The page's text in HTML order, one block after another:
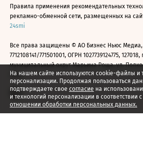
На нашем сайте используются cookie-файлы и
персонализации. Продолжая пользоваться
подтверждаете свое согласие на
и технологий персонализации в соответствии с
отношении обработки персональных данных.
Правила применения рекомендательных
рекламно-обменной сети, размещенных на
24smi
Все права защищены © АО Бизнес Ньюс
7712108141/771501001, ОГРН 1027739124775,
муниципальный округ Марьина Роща, ул.
2026